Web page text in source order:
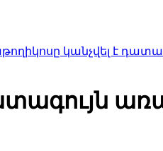
է դատարան.